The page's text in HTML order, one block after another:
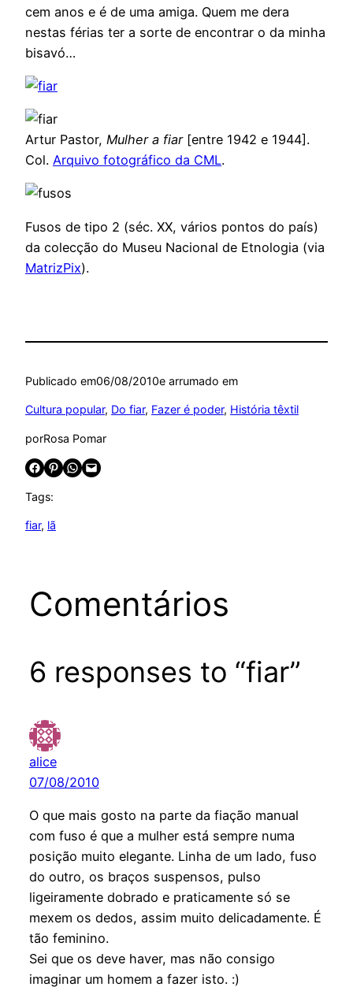
cem anos e é de uma amiga. Quem me dera
nestas férias ter a sorte de encontrar o da minha
bisavó…
Artur Pastor, Mulher a fiar[entre 1942 e 1944].
Col. Arquivo fotográfico da CML.
Fusos de tipo 2 (séc. XX, vários pontos do país)
da colecção do Museu Nacional de Etnologia (via
MatrizPix).
Publicado em06/08/2010e arrumado em
Cultura popular, Do fiar, Fazer é poder, História têxtil
porRosa Pomar
Share on Facebook Share on Pinterest Share on WhatsApp Email this Page
Tags:
fiar, lã
Comentários
6 responses to “fiar”
alice
07/08/2010
O que mais gosto na parte da fiação manual
com fuso é que a mulher está sempre numa
posição muito elegante. Linha de um lado, fuso
do outro, os braços suspensos, pulso
ligeiramente dobrado e praticamente só se
mexem os dedos, assim muito delicadamente. É
tão feminino.
Sei que os deve haver, mas não consigo
imaginar um homem a fazer isto. :)